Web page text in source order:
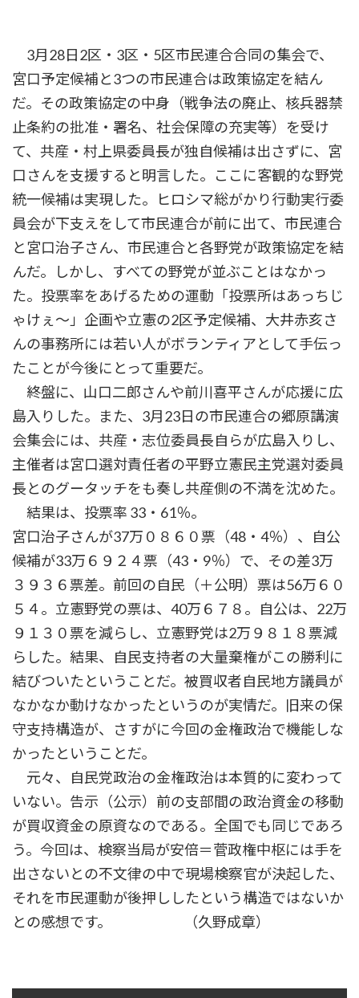
3月28日2区・3区・5区市民連合合同の集会で、
宮口予定候補と3つの市民連合は政策協定を結ん
だ。その政策協定の中身（戦争法の廃止、核兵器禁
止条約の批准・署名、社会保障の充実等）を受け
て、共産・村上県委員長が独自候補は出さずに、宮
口さんを支援すると明言した。ここに客観的な野党
統一候補は実現した。ヒロシマ総がかり行動実行委
員会が下支えをして市民連合が前に出て、市民連合
と宮口治子さん、市民連合と各野党が政策協定を結
んだ。しかし、すべての野党が並ぶことはなかっ
た。投票率をあげるための運動「投票所はあっちじ
ゃけぇ～」企画や立憲の2区予定候補、大井赤亥さ
んの事務所には若い人がボランティアとして手伝っ
たことが今後にとって重要だ。
終盤に、山口二郎さんや前川喜平さんが応援に広
島入りした。また、3月23日の市民連合の郷原講演
会集会には、共産・志位委員長自らが広島入りし、
主催者は宮口選対責任者の平野立憲民主党選対委員
長とのグータッチをも奏し共産側の不満を沈めた。
結果は、投票率 33・61％。
宮口治子さんが37万０８６０票（48・4％）、自公
候補が33万６９２４票（43・9％）で、その差3万
３９３６票差。前回の自民（＋公明）票は56万６０
５４。立憲野党の票は、40万６７８。自公は、22万
９１３０票を減らし、立憲野党は2万９８１８票減
らした。結果、自民支持者の大量棄権がこの勝利に
結びついたということだ。被買収者自民地方議員が
なかなか動けなかったというのが実情だ。旧来の保
守支持構造が、さすがに今回の金権政治で機能しな
かったということだ。
元々、自民党政治の金権政治は本質的に変わって
いない。告示（公示）前の支部間の政治資金の移動
が買収資金の原資なのである。全国でも同じであろ
う。今回は、検察当局が安倍＝菅政権中枢には手を
出さないとの不文律の中で現場検察官が決起した、
それを市民運動が後押ししたという構造ではないか
との感想です。 （久野成章）